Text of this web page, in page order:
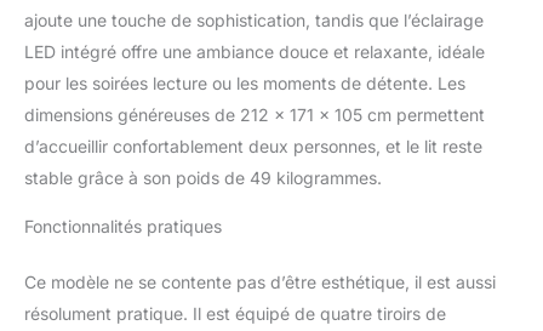
vous permettant de
recharger votre
téléphone et votre
tablette tout en étant
allongé dans votre lit
RANGEMENT FLEXIBLE
est équipé de 4 tiroirs de
tiroir qui permettent de
fixer fermement le tiroir
ajoute une touche de sophistication, tandis que l’éclairage
LED intégré offre une ambiance douce et relaxante, idéale
pour les soirées lecture ou les moments de détente. Les
dimensions généreuses de 212 x 171 x 105 cm permettent
d’accueillir confortablement deux personnes, et le lit reste
stable grâce à son poids de 49 kilogrammes.
Fonctionnalités pratiques
Ce modèle ne se contente pas d’être esthétique, il est aussi
résolument pratique. Il est équipé de quatre tiroirs de